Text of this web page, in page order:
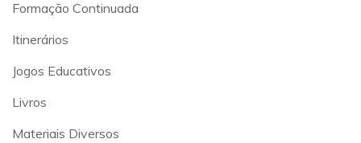
Formação Continuada
Itinerários
Jogos Educativos
Livros
Materiais Diversos